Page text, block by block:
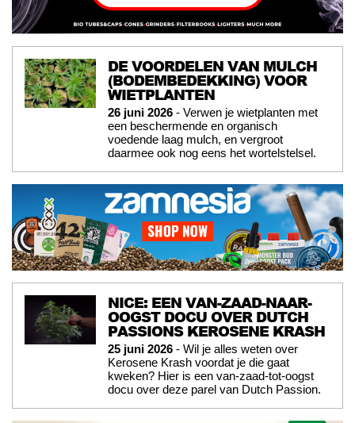
DE VOORDELEN VAN MULCH
(BODEMBEDEKKING) VOOR
WIETPLANTEN
26 juni 2026 - Verwen je wietplanten met
een beschermende en organisch
voedende laag mulch, en vergroot
daarmee ook nog eens het wortelstelsel.
NICE: EEN VAN-ZAAD-NAAR-
OOGST DOCU OVER DUTCH
PASSIONS KEROSENE KRASH
25 juni 2026 - Wil je alles weten over
Kerosene Krash voordat je die gaat
kweken? Hier is een van-zaad-tot-oogst
docu over deze parel van Dutch Passion.